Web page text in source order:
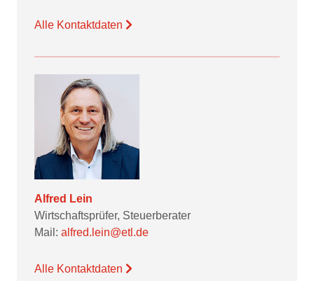
Alle Kontaktdaten
Alfred Lein
Wirtschaftsprüfer, Steuerberater
Mail: alfred.lein@etl.de
Alle Kontaktdaten